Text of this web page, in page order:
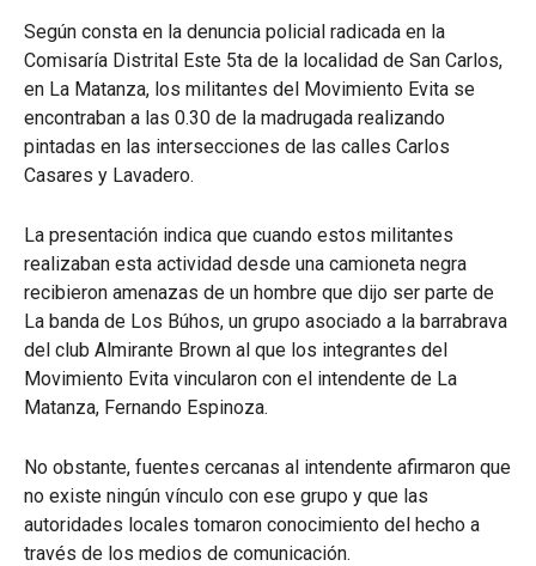
Según consta en la denuncia policial radicada en la
Comisaría Distrital Este 5ta de la localidad de San Carlos,
en La Matanza, los militantes del Movimiento Evita se
encontraban a las 0.30 de la madrugada realizando
pintadas en las intersecciones de las calles Carlos
Casares y Lavadero.
La presentación indica que cuando estos militantes
realizaban esta actividad desde una camioneta negra
recibieron amenazas de un hombre que dijo ser parte de
La banda de Los Búhos, un grupo asociado a la barrabrava
del club Almirante Brown al que los integrantes del
Movimiento Evita vincularon con el intendente de La
Matanza, Fernando Espinoza.
No obstante, fuentes cercanas al intendente afirmaron que
no existe ningún vínculo con ese grupo y que las
autoridades locales tomaron conocimiento del hecho a
través de los medios de comunicación.